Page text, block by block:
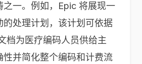
之一。例如，Epic 将展现一
的处理计划，该计划可依据
档为医疗编码人员供给主
性并简化整个编码和计费流